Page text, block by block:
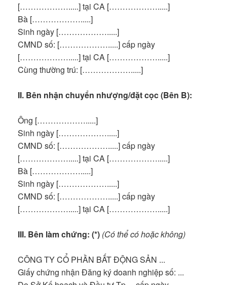
[……………….....] tại CA [……………….....]
Bà [……………….....]
Sinh ngày [……………….....]
CMND số: [……………….....] cấp ngày
[……………….....] tại CA [……………….....]
Cùng thường trú: [……………….....]
II. Bên nhận chuyển nhượng/đặt cọc (Bên B):
Ông [……………….....]
Sinh ngày [……………….....]
CMND số: [……………….....] cấp ngày
[……………….....] tại CA [……………….....]
Bà [……………….....]
Sinh ngày [……………….....]
CMND số: [……………….....] cấp ngày
[……………….....] tại CA [……………….....]
III. Bên làm chứng: (*) (Có thể có hoặc không)
CÔNG TY CỔ PHẦN BẤT ĐỘNG SẢN ...
Giấy chứng nhận Đăng ký doanh nghiệp số: ...